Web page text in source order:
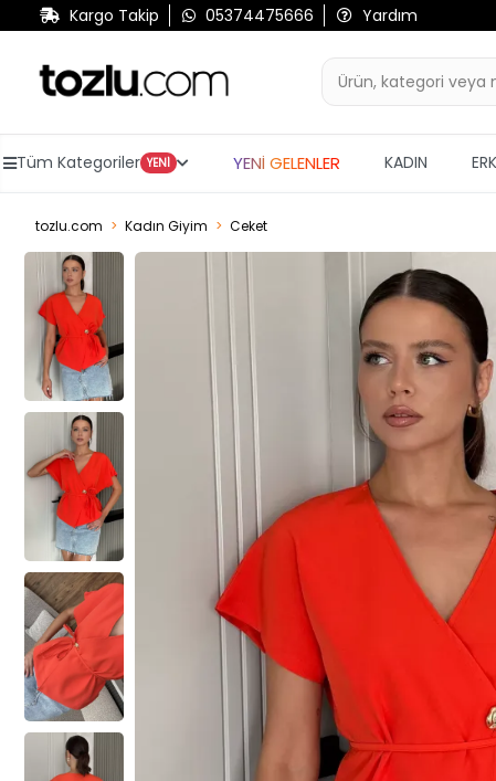
Kargo Takip 05374475666 Yardım
Tüm Kategoriler YENİ YENİ GELENLER KADIN
tozlu.com Kadın Giyim Ceket